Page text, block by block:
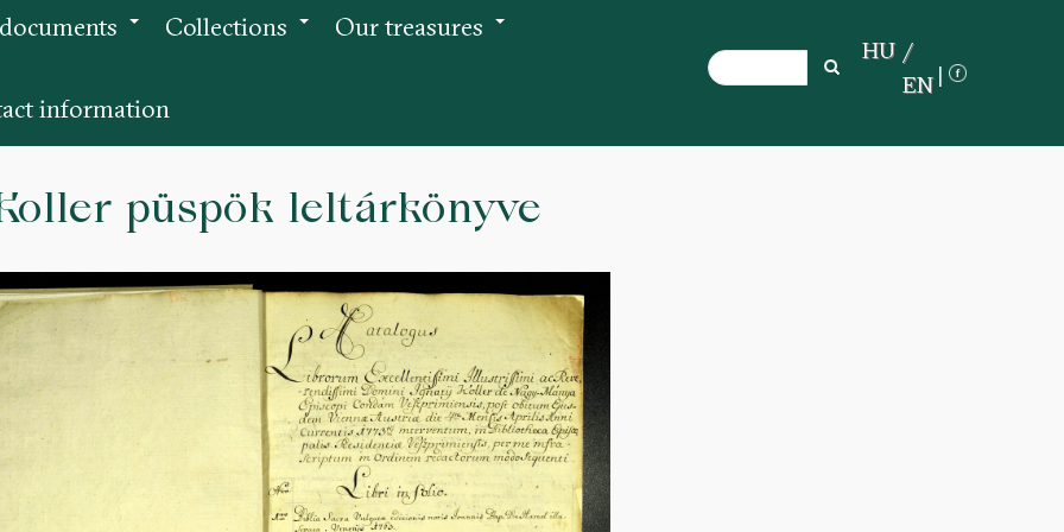
Search
Search
HU
EN
Collections Our treasures
information
püspök leltárkönyve